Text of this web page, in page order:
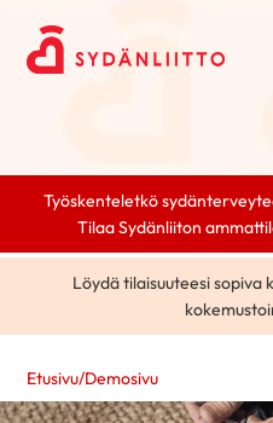
Työskenteletkö
Tilaa Sydänliiton
Löydä tilaisuuteesi sopiva
Etusivu/Demosivu